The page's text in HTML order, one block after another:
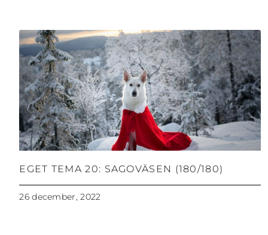
EGET TEMA 20: SAGOVÄSEN (180/180)
26 december, 2022